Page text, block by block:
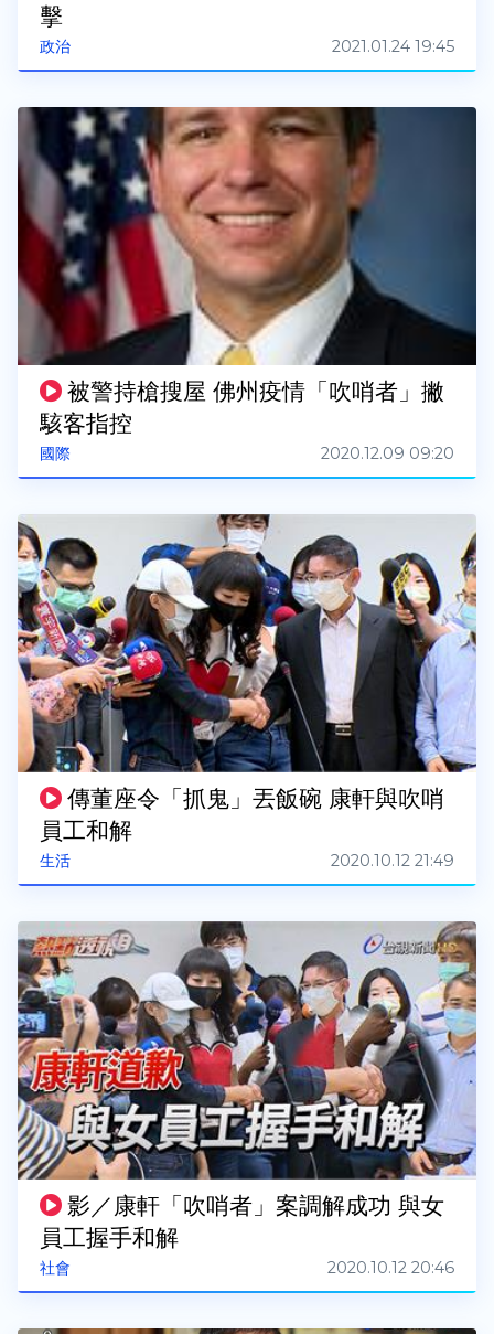
政治
擊
2021.01.24 19:45
國際
被警持槍搜屋 佛州疫情「吹哨者」撇
駭客指控
2020.12.09 09:20
生活
傳董座令「抓鬼」丟飯碗 康軒與吹哨
員工和解
2020.10.12 21:49
社會
影／康軒「吹哨者」案調解成功 與女
員工握手和解
2020.10.12 20:46